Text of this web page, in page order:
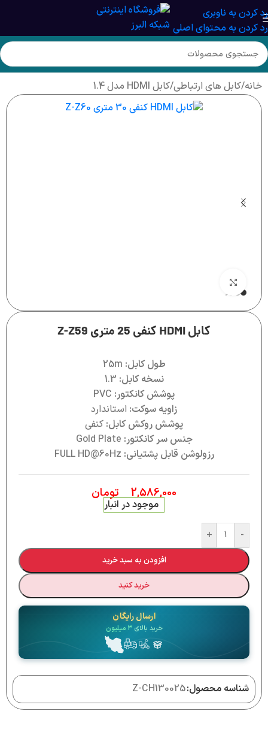
رد کردن به ناوبری
رد کردن به محتوای اصلی
خانه/کابل های ارتباطی/کابل HDMI مدل 1.4
کابل HDMI کنفی 25 متری Z-Z59
طول کابل:
نسخه کابل:
پوشش کانکتور:
زاویه سوکت: استاندارد
پوشش روکش کابل: کنفی
جنس سر کانکتور:
رزولوشن قابل پشتیانی:
2,586,000 تومان
موجود در انبار
-
+
افزودن به سبد خرید
خرید کنید
ارسال رایگان
خرید بالای ۳ میلیون
شناسه محصول:Z-CH130025